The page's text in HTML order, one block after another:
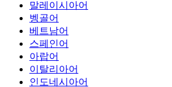
말레이시아어
벵골어
베트남어
스페인어
아랍어
이탈리아어
인도네시아어